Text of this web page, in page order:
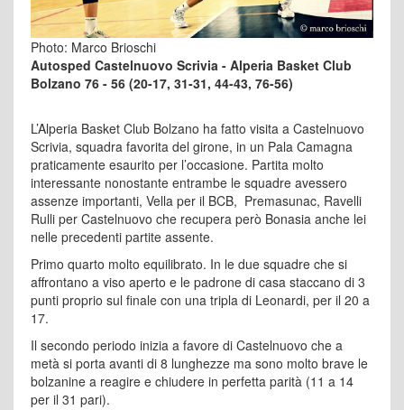
Photo: Marco Brioschi
Autosped Castelnuovo Scrivia - Alperia Basket Club
Bolzano 76 - 56 (20-17, 31-31, 44-43, 76-56)
L’Alperia Basket Club Bolzano ha fatto visita a Castelnuovo
Scrivia, squadra favorita del girone, in un Pala Camagna
praticamente esaurito per l’occasione. Partita molto
interessante nonostante entrambe le squadre avessero
assenze importanti, Vella per il BCB, Premasunac, Ravelli
Rulli per Castelnuovo che recupera però Bonasia anche lei
nelle precedenti partite assente.
Primo quarto molto equilibrato. In le due squadre che si
affrontano a viso aperto e le padrone di casa staccano di 3
punti proprio sul finale con una tripla di Leonardi, per il 20 a
17.
Il secondo periodo inizia a favore di Castelnuovo che a
metà si porta avanti di 8 lunghezze ma sono molto brave le
bolzanine a reagire e chiudere in perfetta parità (11 a 14
per il 31 pari).